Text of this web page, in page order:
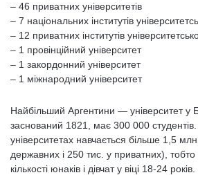
– 46 приватних університетів
– 7 національних інститутів
– 12 приватних інститутів
– 1 провінційний університет
– 1 закордонний університет
– 1 міжнародний університет
Найбільший Аргентини — університет у
заснований 1821, має 300 000
університетах навчається більше 1,5
державних і 250 тис. у приватних), тобто
кількості юнаків і дівчат у віці 18-24 років.